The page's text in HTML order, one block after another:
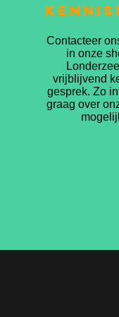
Contacteer
in onze
vrijblijvend
gesprek. Zo
graag over